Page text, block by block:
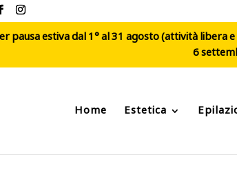
pausa estiva dal 1° al 31 agosto (attività
6
Home Estetica